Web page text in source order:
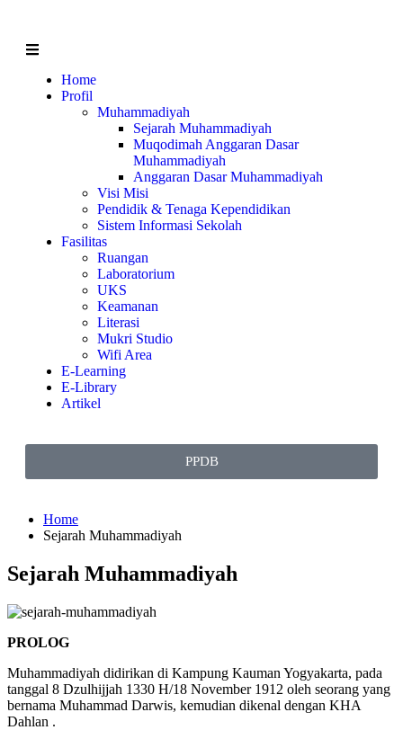
Home
Profil
Muhammadiyah
Sejarah Muhammadiyah
Muqodimah Anggaran Dasar
Muhammadiyah
Anggaran Dasar Muhammadiyah
Visi Misi
Pendidik & Tenaga Kependidikan
Sistem Informasi Sekolah
Fasilitas
Ruangan
Laboratorium
UKS
Keamanan
Literasi
Mukri Studio
Wifi Area
E-Learning
E-Library
Artikel
PPDB
Home
Sejarah Muhammadiyah
Sejarah Muhammadiyah
PROLOG
Muhammadiyah didirikan di Kampung Kauman Yogyakarta, pada
tanggal 8 Dzulhijjah 1330 H/18 November 1912 oleh seorang yang
bernama Muhammad Darwis, kemudian dikenal dengan KHA
Dahlan .